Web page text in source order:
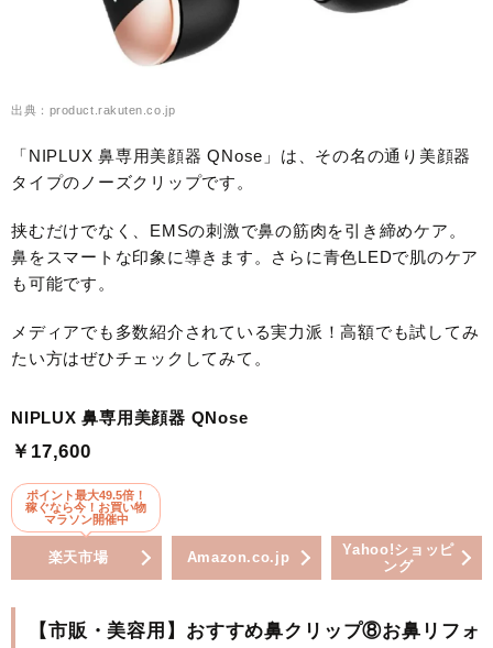
出典：product.rakuten.co.jp
「NIPLUX 鼻専用美顔器 QNose」は、その名の通り美顔器
タイプのノーズクリップです。
挟むだけでなく、EMSの刺激で鼻の筋肉を引き締めケア。
鼻をスマートな印象に導きます。さらに青色LEDで肌のケア
も可能です。
メディアでも多数紹介されている実力派！高額でも試してみ
たい方はぜひチェックしてみて。
NIPLUX 鼻専用美顔器 QNose
￥17,600
ポイント最大49.5倍！
稼ぐなら今！お買い物
マラソン開催中
楽天市場 Amazon.co.jp
Yahoo!ショッピ
ング
【市販・美容用】おすすめ鼻クリップ⑧お鼻リフォ